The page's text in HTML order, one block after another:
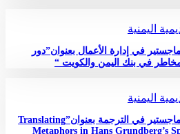
اليمنية
في إدارة الأعمال بعنوان”دور
في بنك اليمن والكويت “
اليمنية
الأكاديمية اليمنية تناقش رسالة ماجستير في الترجمة بعنوان”Translating
Metaphors in Hans Grundberg’s